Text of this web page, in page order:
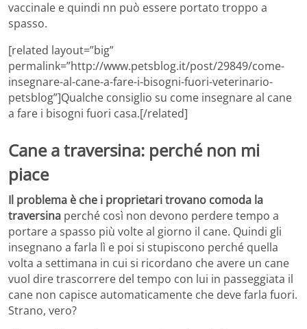
vaccinale e quindi nn può essere portato troppo a
spasso.
[related layout=”big”
permalink=”http://www.petsblog.it/post/29849/come-
insegnare-al-cane-a-fare-i-bisogni-fuori-veterinario-
petsblog”]Qualche consiglio su come insegnare al cane
a fare i bisogni fuori casa.[/related]
Cane a traversina: perché non mi
piace
Il problema è che i proprietari trovano comoda la
traversina perché così non devono perdere tempo a
portare a spasso più volte al giorno il cane. Quindi gli
insegnano a farla lì e poi si stupiscono perché quella
volta a settimana in cui si ricordano che avere un cane
vuol dire trascorrere del tempo con lui in passeggiata il
cane non capisce automaticamente che deve farla fuori.
Strano, vero?